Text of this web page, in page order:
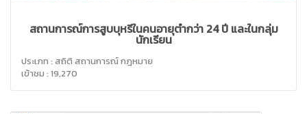
สถานการณ์การสูบบุหรี่ในคนอายุต่ำกว่า 24 ปี และในกลุ่ม
นักเรียน
ประเภท : สถิติ สถานการณ์ กฎหมาย
เข้าชม : 19,270